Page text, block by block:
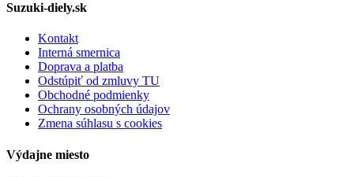
Suzuki-diely.sk
Kontakt
Interná smernica
Doprava a platba
Odstúpiť od zmluvy TU
Obchodné podmienky
Ochrany osobných údajov
Zmena súhlasu s cookies
Výdajne miesto